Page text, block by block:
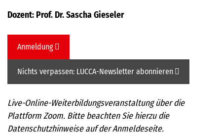
Dozent: Prof. Dr. Sascha Gieseler
Anmeldung
Nichts verpassen: LUCCA-Newsletter abonnieren
Live-Online-Weiterbildungsveranstaltung über die
Plattform Zoom. Bitte beachten Sie hierzu die
Datenschutzhinweise auf der Anmeldeseite.